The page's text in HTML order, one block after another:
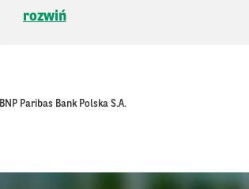
rozwiń
BNP Paribas Bank Polska S.A.